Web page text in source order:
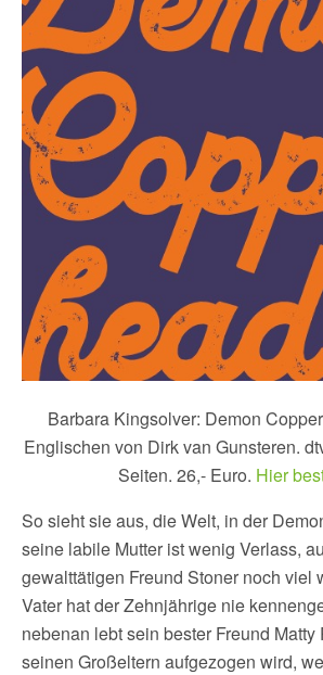
Barbara Kingsolver: Demon
Englischen von Dirk van Gunsteren.
Seiten. 26,- Euro. Hier
So sieht sie aus, die Welt, in der
seine labile Mutter ist wenig Verlass,
gewalttätigen Freund Stoner noch viel
Vater hat der Zehnjährige nie
nebenan lebt sein bester Freund Matty
seinen Großeltern aufgezogen wird,